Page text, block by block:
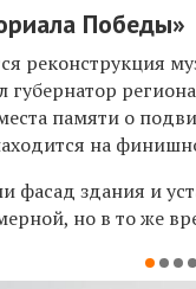
Победы»
реконструкция
губернатор
памяти о
на
фасад здания и
но в то же